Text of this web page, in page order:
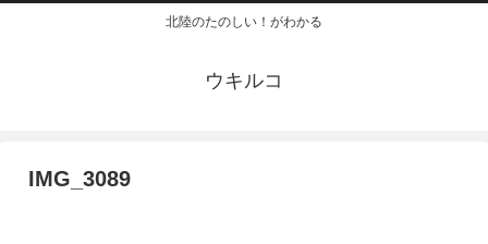
北陸のたのしい！がわかる
ウキルコ
IMG_3089